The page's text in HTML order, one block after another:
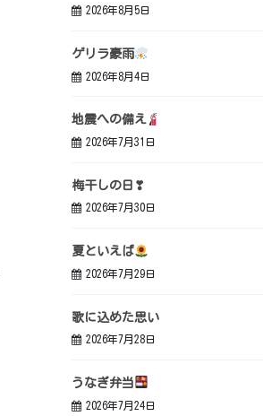
2026年8月5日
ゲリラ豪雨
2026年8月4日
地震への備え
2026年7月31日
梅干しの日❣
2026年7月30日
夏といえば
2026年7月29日
歌に込めた思い
2026年7月28日
うなぎ弁当
2026年7月24日